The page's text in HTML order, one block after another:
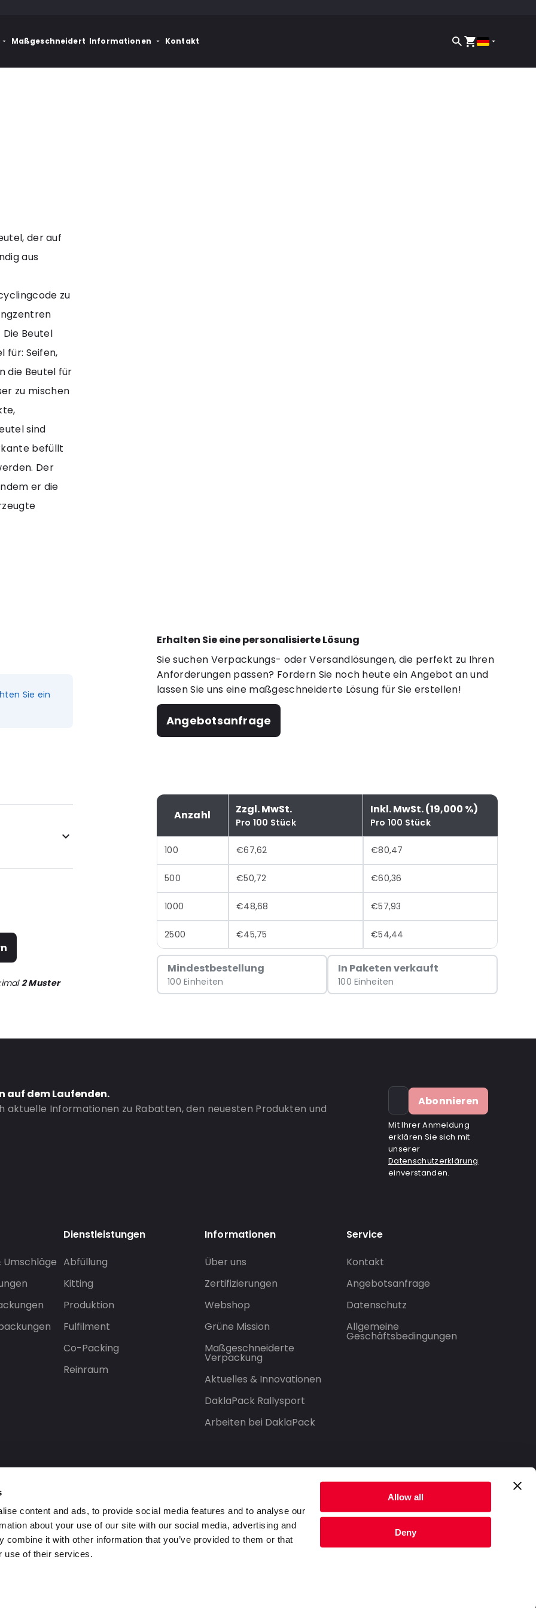
content and ads, to provide social media features and to analyse our
about your use of our site with our social media, advertising and
combine it with other information that you’ve provided to them or that
use of their services.
Allow all
Deny
Maßgeschneidert Informationen Kontakt
Erhalten Sie eine personalisierte Lösung
Sie suchen Verpackungs- oder Versandlösungen, die perfekt zu Ihren
Anforderungen passen? Fordern Sie noch heute ein Angebot an und
lassen Sie uns eine maßgeschneiderte Lösung für Sie erstellen!
Angebotsanfrage
Anzahl Zzgl. MwSt.
Pro 100 Stück
Inkl. MwSt. (19,000 %)
Pro 100 Stück
100 €67,62 €80,47
500 €50,72 €60,36
1000 €48,68 €57,93
2500 €45,75 €54,44
Mindestbestellung
100 Einheiten
In Paketen verkauft
100 Einheiten
der auf
aus
zu
Beutel
für: Seifen,
die Beutel für
zu mischen
sind
befüllt
Der
er die
Sie ein
2 Muster
auf dem Laufenden.
aktuelle Informationen zu Rabatten, den neuesten Produkten und
Abonnieren
Mit Ihrer Anmeldung
erklären Sie sich mit
unserer
Datenschutzerklärung
einverstanden.
Dienstleistungen
Abfüllung
Kitting
Produktion
Fulfilment
Co-Packing
Reinraum
Informationen
Über uns
Zertifizierungen
Webshop
Grüne Mission
Maßgeschneiderte
Verpackung
Aktuelles & Innovationen
DaklaPack Rallysport
Arbeiten bei DaklaPack
Service
Kontakt
Angebotsanfrage
Datenschutz
Allgemeine
Geschäftsbedingungen